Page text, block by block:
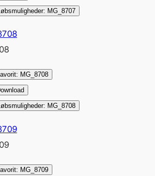
MG_8707
MG_8708
MG_8708
MG_8709